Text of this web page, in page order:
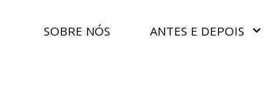
SOBRE NÓS ANTES E DEPOIS